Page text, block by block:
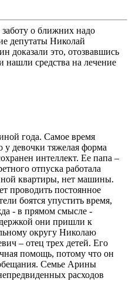
о ближних надо
депутаты Николай
доказали это, отозвавшись
нашли средства на лечение
года. Самое время
девочки тяжелая форма
интеллект. Ее папа –
отпуска работала
квартиры, нет машины.
проводить постоянное
боятся упустить время,
- в прямом смысле -
они пришли к
округу Николаю
– отец трех детей. Его
помощь, потому что он
Семье Арины
расходов